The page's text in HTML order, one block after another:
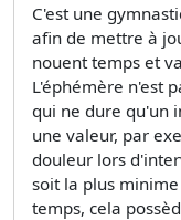
C'est une
afin de mettre à
nouent temps et
L'éphémère n'est
qui ne dure qu'un
une valeur, par
douleur lors
soit la plus
temps, cela